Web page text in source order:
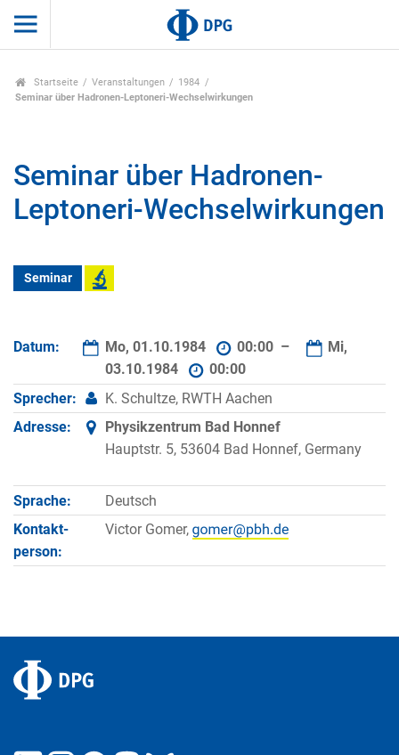
Startseite Veranstaltungen
1984
Seminar über Hadronen-Leptoneri-Wechselwirkungen
Seminar über Hadronen-
Leptoneri-Wechselwirkungen
Seminar
Datum: Mo, 01.10.1984 00:00 –
Mi,
03.10.1984
00:00
Sprecher:
K. Schultze, RWTH Aachen
Adresse:
Physikzentrum Bad Honnef
Hauptstr. 5, 53604 Bad Honnef, Germany
Sprache:
Deutsch
Kontakt­
person:
Victor Gomer,